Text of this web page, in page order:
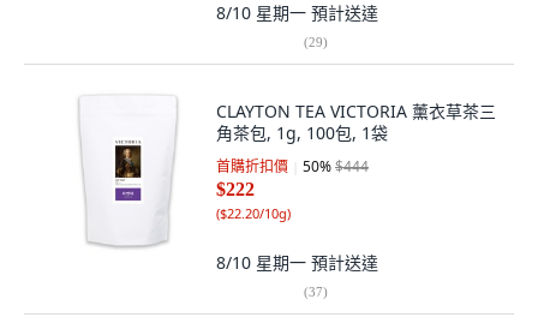
8/10 星期一 預計送達
(29)
CLAYTON TEA VICTORIA 薰衣草茶三
角茶包, 1g, 100包, 1袋
首購折扣價 50%$444
$222
($22.20/10g)
8/10 星期一 預計送達
(37)